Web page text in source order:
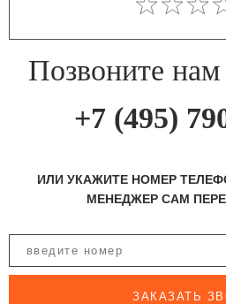
Позвоните
+7 (495)
ИЛИ УКАЖИТЕ НОМЕР
МЕНЕДЖЕР САМ
ЗАКАЗАТЬ